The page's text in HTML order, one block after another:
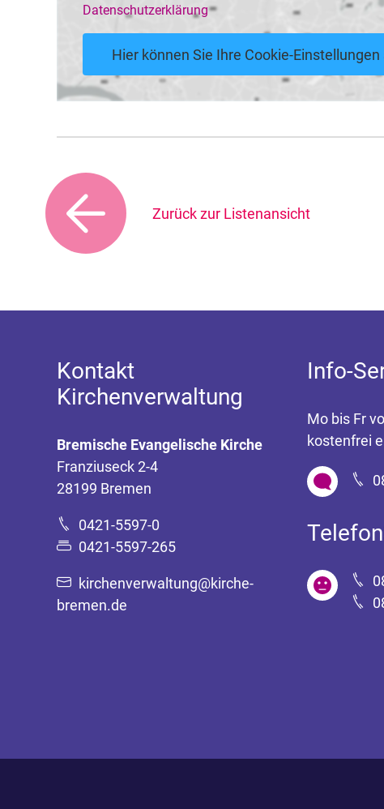
Datenschutzerklärung
Hier können Sie Ihre Cookie-
Zurück zur Listenansicht
Kontakt
Kirchenverwaltung
Bremische Evangelische Kirche
Franziuseck 2-4
28199 Bremen
0421-5597-0
0421-5597-265
kirchenverwaltung@kirche-
bremen.de
Info-
Mo bis Fr
kostenfrei